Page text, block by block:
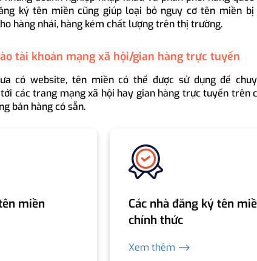
ký tên miền cũng giúp loại bỏ nguy cơ tên miền bị
hàng nhái, hàng kém chất lượng trên thị trường.
tài khoản mạng xã hội/gian hàng trực tuyến
có website, tên miền có thể được sử dụng để
các trang mạng xã hội hay gian hàng trực tuyến trên
bán hàng có sẵn.
miền
Các nhà đăng ký tên
chính thức
Xem thêm ⟶